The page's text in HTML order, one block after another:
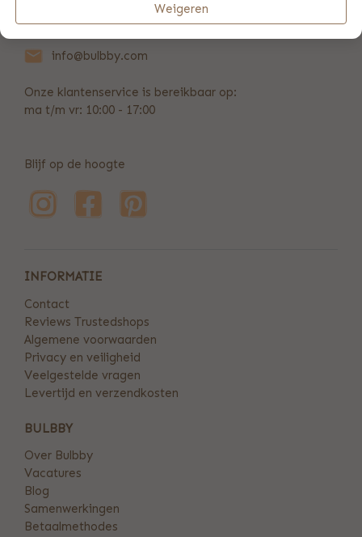
info@bulbby.com
Onze klantenservice is bereikbaar op:
ma t/m vr: 10:00 - 17:00
Blijf op de hoogte
INFORMATIE
Contact
Reviews Trustedshops
Algemene voorwaarden
Privacy en veiligheid
Veelgestelde vragen
Levertijd en verzendkosten
BULBBY
Over Bulbby
Vacatures
Blog
Samenwerkingen
Betaalmethodes
Weigeren